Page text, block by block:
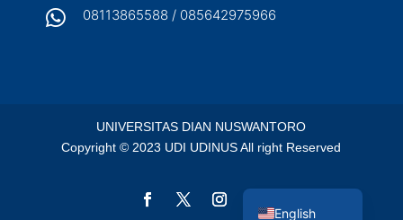
 08113865588 / 085642975966
UNIVERSITAS DIAN NUSWANTORO
Copyright © 2023 UDI UDINUS All right Reserved
English